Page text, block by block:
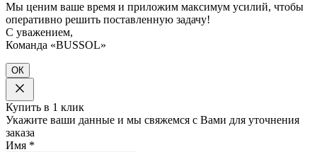
Мы ценим ваше время и приложим максимум усилий, чтобы
оперативно решить поставленную задачу!
С уважением,
Команда «BUSSOL»
ОК
Купить в 1 клик
Укажите ваши данные и мы свяжемся с Вами для уточнения
заказа
Имя *